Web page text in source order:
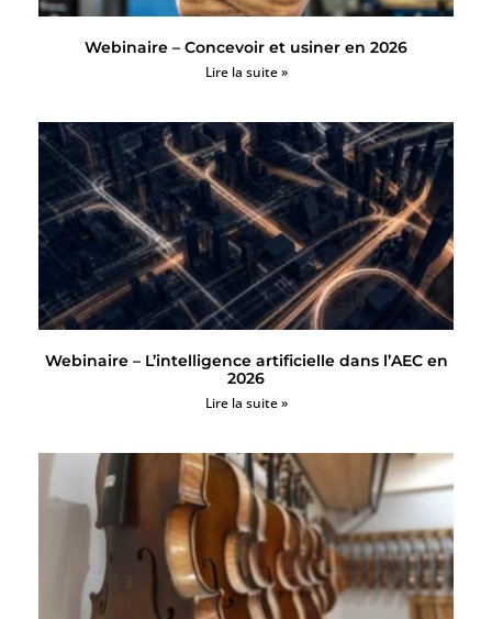
Webinaire – Concevoir et usiner en 2026
Lire la suite »
Webinaire – L’intelligence artificielle dans l’AEC en
2026
Lire la suite »